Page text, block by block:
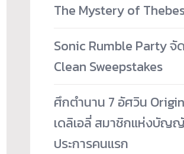
The Mystery of
Sonic Rumble Party จั
Clean Sweepstakes
ศึกตำนาน 7 อัศวิน
เดลิเอลี่ สมาชิกแห่งบัญ
ประการคนแรก